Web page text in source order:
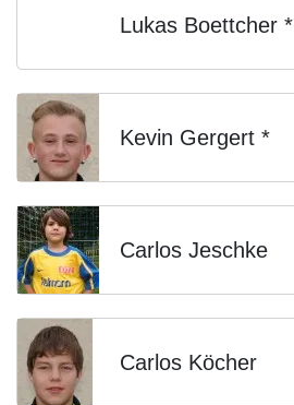
Lukas Boettcher *
Kevin Gergert *
Carlos Jeschke
Carlos Köcher